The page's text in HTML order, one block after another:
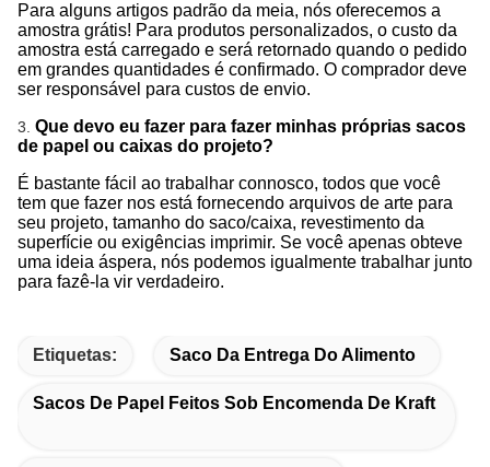
Para alguns artigos padrão da meia, nós oferecemos a
amostra grátis! Para produtos personalizados, o custo da
amostra está carregado e será retornado quando o pedido
em grandes quantidades é confirmado. O comprador deve
ser responsável para custos de envio.
3. Que devo eu fazer para fazer minhas próprias sacos
de papel ou caixas do projeto?
É bastante fácil ao trabalhar connosco, todos que você
tem que fazer nos está fornecendo arquivos de arte para
seu projeto, tamanho do saco/caixa, revestimento da
superfície ou exigências imprimir. Se você apenas obteve
uma ideia áspera, nós podemos igualmente trabalhar junto
para fazê-la vir verdadeiro.
Etiquetas: Saco Da Entrega Do Alimento
Sacos De Papel Feitos Sob Encomenda De Kraft